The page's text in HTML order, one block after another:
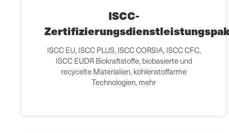
ISCC-
ISCC EU, ISCC PLUS, ISCC CORSIA, ISCC CFC,
ISCC EUDR Biokraftstoffe, biobasierte und
recycelte Materialien, kohlenstoffarme
Technologien, mehr